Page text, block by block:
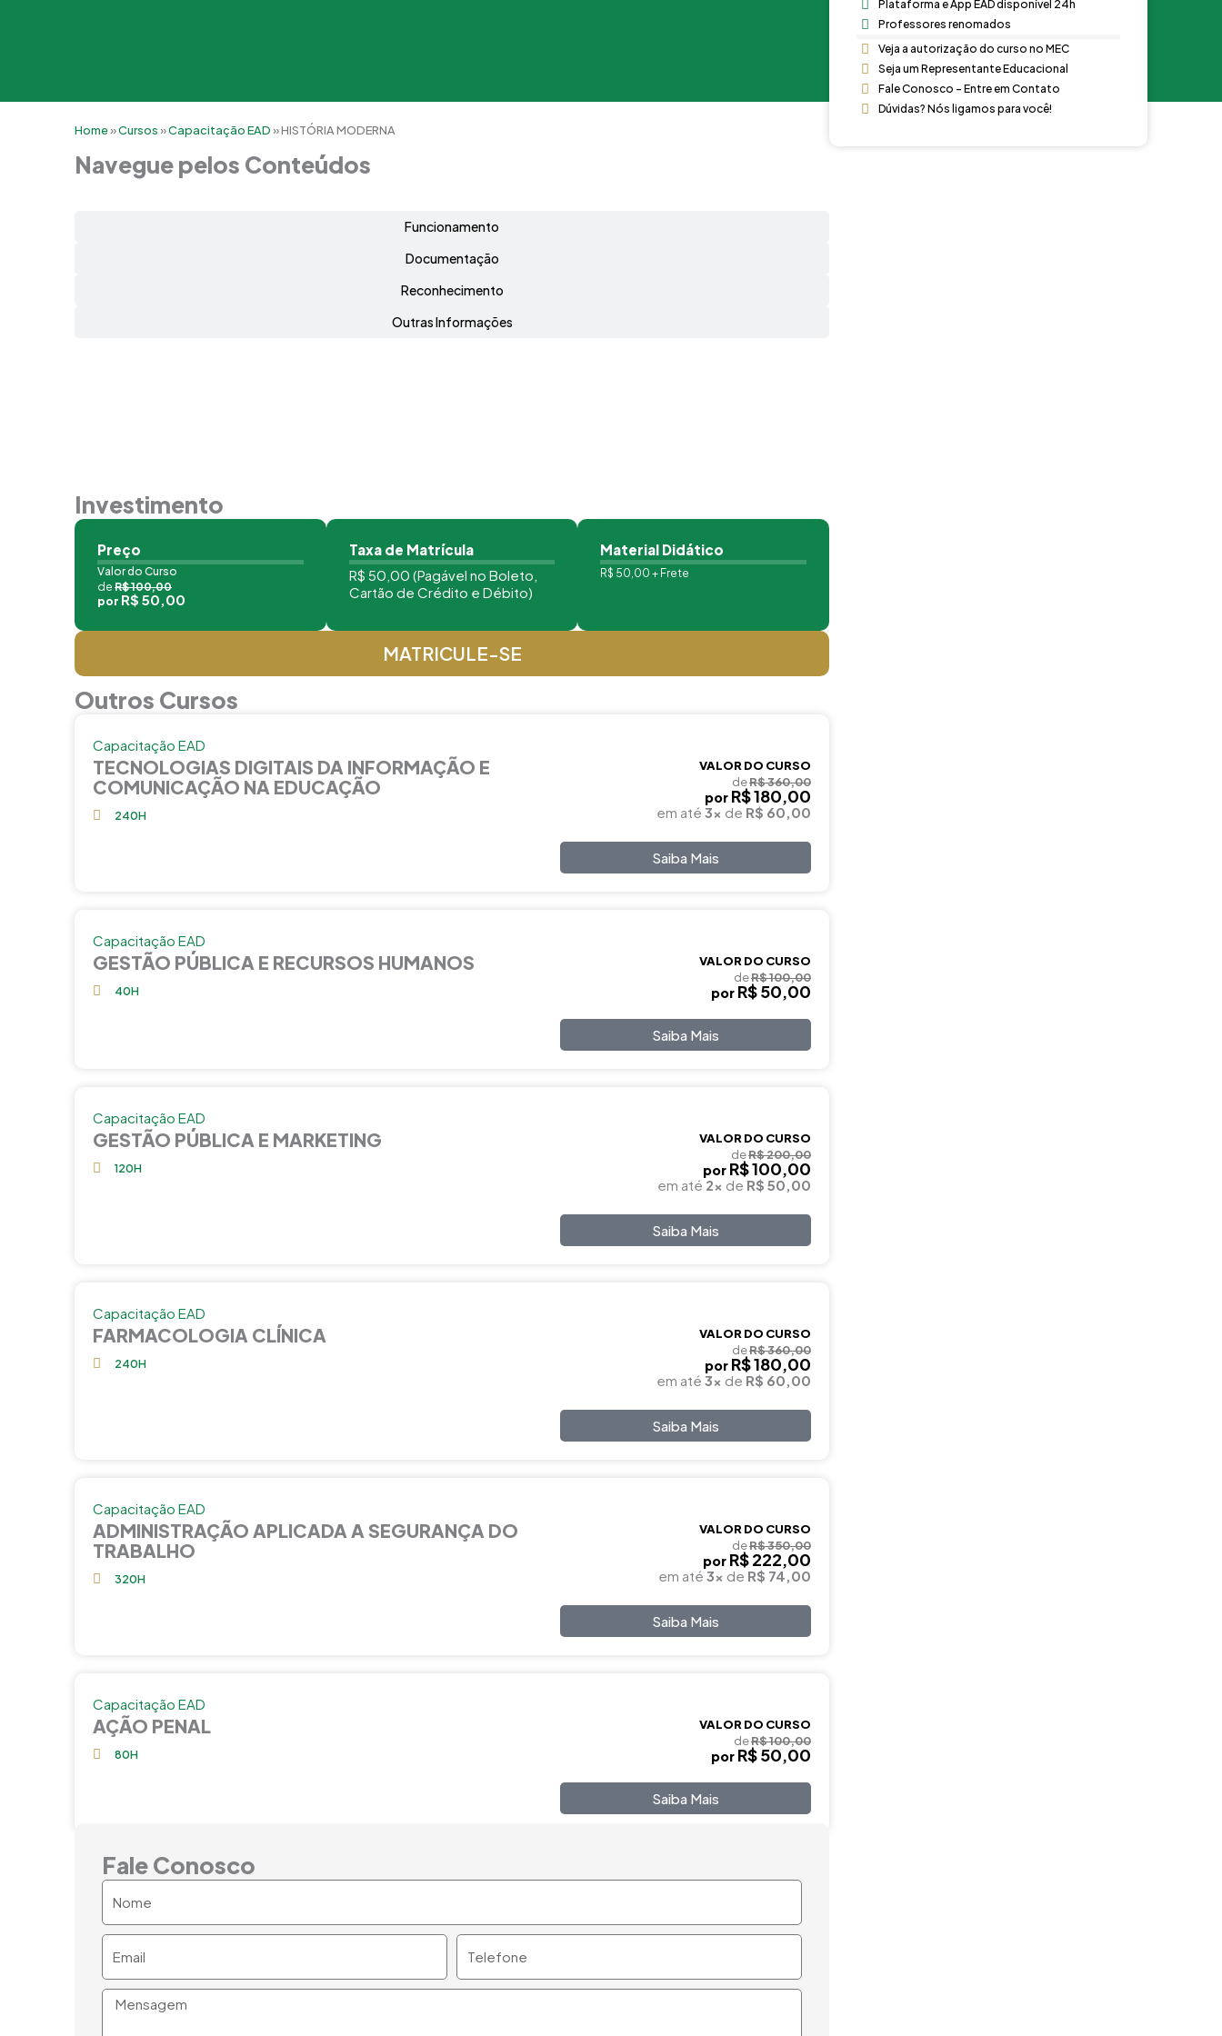
Home»Cursos»Capacitação EAD»HISTÓRIA MODERNA
Navegue pelos Conteúdos
Funcionamento
Documentação
Reconhecimento
Outras Informações
Investimento
Preço
Valor do Curso
de R$ 100,00
por R$ 50,00
Taxa de Matrícula
R$ 50,00 (Pagável no Boleto,
Cartão de Crédito e Débito)
Material Didático
R$ 50,00 + Frete
MATRICULE-SE
Outros Cursos
Capacitação EAD
TECNOLOGIAS DIGITAIS DA INFORMAÇÃO E
COMUNICAÇÃO NA EDUCAÇÃO
240H
VALOR DO CURSO
deR$ 360,00
por R$ 180,00
em até 3x de R$ 60,00
Saiba Mais
Capacitação EAD
GESTÃO PÚBLICA E RECURSOS HUMANOS
40H
VALOR DO CURSO
deR$ 100,00
por R$ 50,00
Saiba Mais
Capacitação EAD
GESTÃO PÚBLICA E MARKETING
120H
VALOR DO CURSO
deR$ 200,00
por R$ 100,00
em até 2x de R$ 50,00
Saiba Mais
Capacitação EAD
FARMACOLOGIA CLÍNICA
240H
VALOR DO CURSO
deR$ 360,00
por R$ 180,00
em até 3x de R$ 60,00
Saiba Mais
Capacitação EAD
ADMINISTRAÇÃO APLICADA A SEGURANÇA DO
TRABALHO
320H
VALOR DO CURSO
deR$ 350,00
por R$ 222,00
em até 3x de R$ 74,00
Saiba Mais
Capacitação EAD
AÇÃO PENAL
80H
VALOR DO CURSO
deR$ 100,00
por R$ 50,00
Saiba Mais
Fale Conosco
Mensagem
Plataforma e App EAD disponível 24h
Professores renomados
Veja a autorização do curso no MEC
Seja um Representante Educacional
Fale Conosco - Entre em Contato
Dúvidas? Nós ligamos para você!